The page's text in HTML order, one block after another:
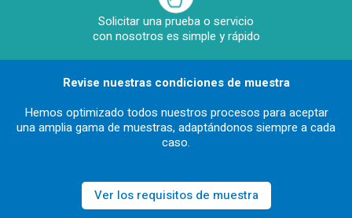
Solicitar una prueba o servicio
con nosotros es simple y rápido
Revise nuestras condiciones de muestra
Hemos optimizado todos nuestros procesos para aceptar
una amplia gama de muestras, adaptándonos siempre a cada
caso.
Ver los requisitos de muestra